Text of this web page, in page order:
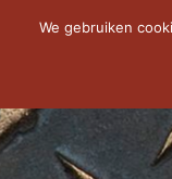
We gebruiken